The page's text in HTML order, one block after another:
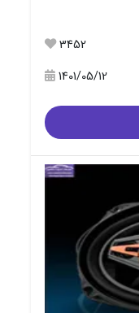
3452
1401/05/12